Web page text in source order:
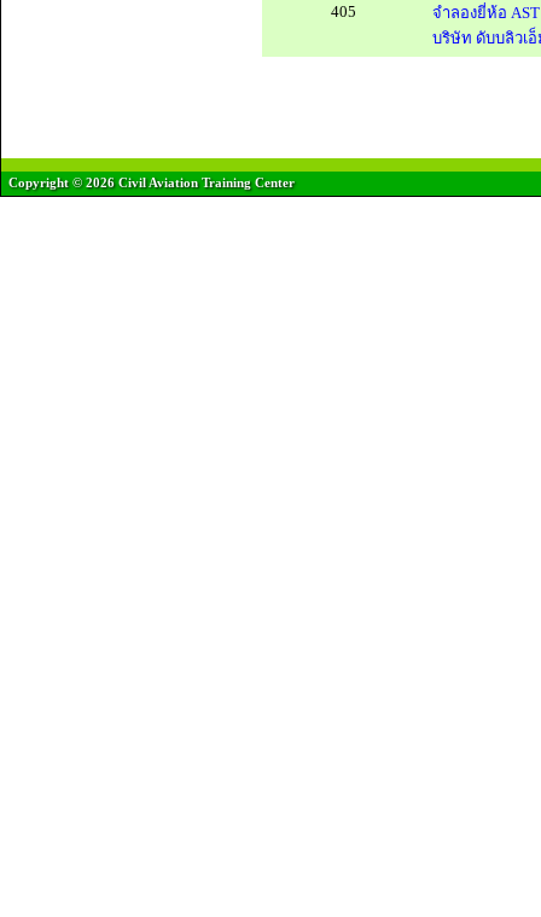
405
จำลองยี่ห้อ
บริษัท ดับบลิวเอ็
Copyright © 2026 Civil Aviation Training Center